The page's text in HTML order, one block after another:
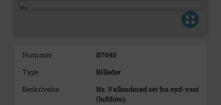
Nummer
B7040
Type
Billeder
Beskrivelse
Nr. Vallenderød set fra syd-vest
(luftfoto).